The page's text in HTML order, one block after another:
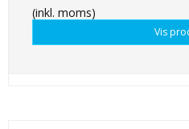
(inkl. moms)
Vis